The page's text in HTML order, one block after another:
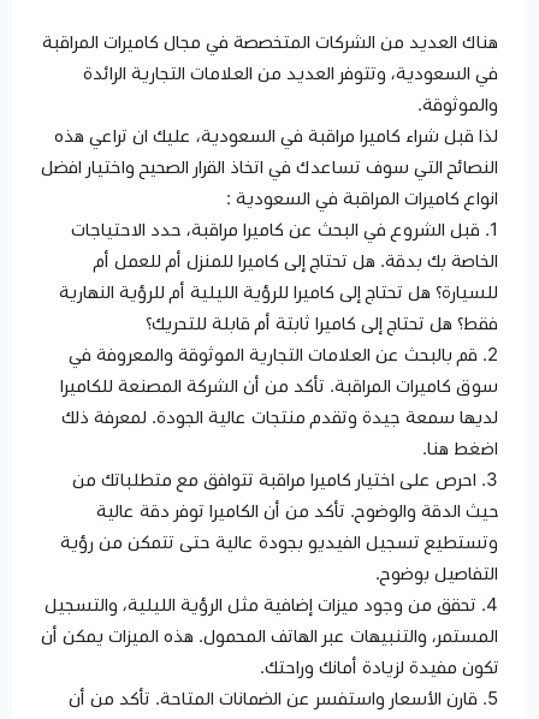
هناك العديد من الشركات المتخصصة في مجال كاميرات المراقبة
في السعودية، وتتوفر العديد من العلامات التجارية الرائدة
والموثوقة.
لذا قبل شراء كاميرا مراقبة في السعودية، عليك ان تراعي هذه
النصائح التي سوف تساعدك في اتخاذ القرار الصحيح واختيار افضل
انواع كاميرات المراقبة في السعودية :
1. قبل الشروع في البحث عن كاميرا مراقبة، حدد الاحتياجات
الخاصة بك بدقة. هل تحتاج إلى كاميرا للمنزل أم للعمل أم
للسيارة؟ هل تحتاج إلى كاميرا للرؤية الليلية أم للرؤية النهارية
فقط؟ هل تحتاج إلى كاميرا ثابتة أم قابلة للتحريك؟
2. قم بالبحث عن العلامات التجارية الموثوقة والمعروفة في
سوق كاميرات المراقبة. تأكد من أن الشركة المصنعة للكاميرا
لديها سمعة جيدة وتقدم منتجات عالية الجودة. لمعرفة ذلك
اضغط هنا.
3. احرص على اختيار كاميرا مراقبة تتوافق مع متطلباتك من
حيث الدقة والوضوح. تأكد من أن الكاميرا توفر دقة عالية
وتستطيع تسجيل الفيديو بجودة عالية حتى تتمكن من رؤية
التفاصيل بوضوح.
4. تحقق من وجود ميزات إضافية مثل الرؤية الليلية، والتسجيل
المستمر، والتنبيهات عبر الهاتف المحمول. هذه الميزات يمكن أن
تكون مفيدة لزيادة أمانك وراحتك.
5. قارن الأسعار واستفسر عن الضمانات المتاحة. تأكد من أن